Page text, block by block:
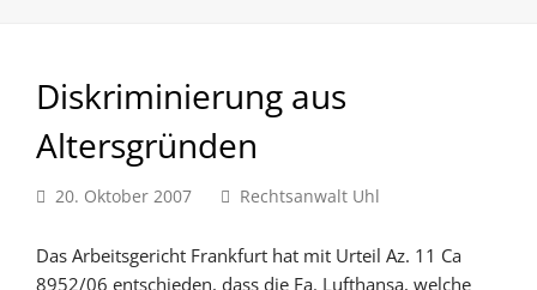
Diskriminierung aus
Altersgründen
20. Oktober 2007 Rechtsanwalt Uhl
Das Arbeitsgericht Frankfurt hat mit Urteil Az. 11 Ca
8952/06 entschieden, dass die Fa. Lufthansa, welche